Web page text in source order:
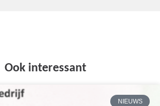
Ook interessant
NIEUWS